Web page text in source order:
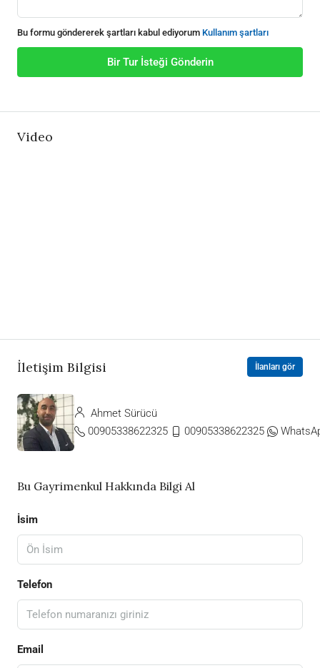
Bu formu göndererek şartları kabul ediyorum Kullanım şartları
Bir Tur İsteği Gönderin
Video
İletişim Bilgisi İlanları gör
Ahmet Sürücü
00905338622325
00905338622325
Bu Gayrimenkul Hakkında Bilgi Al
İsim
Telefon
Email